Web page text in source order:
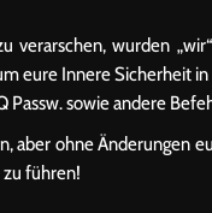
verarschen, wurden
eure Innere Sicherheit in
Passw. sowie andere
aber ohne Änderungen
führen!